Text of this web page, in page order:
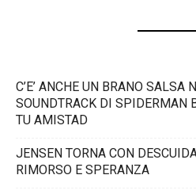
C’E’ ANCHE UN BRANO SALSA
SOUNDTRACK DI SPIDERMAN
TU AMISTAD
JENSEN TORNA CON
RIMORSO E SPERANZA